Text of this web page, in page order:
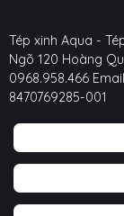
Tép xinh Aqua -
Ngõ 120 Hoàng
0968.958.466
8470769285-001